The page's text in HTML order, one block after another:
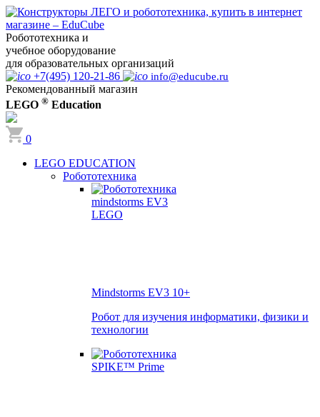
Робототехника и
учебное оборудование
для образовательных организаций
+7(495) 120-21-86
info@educube.ru
Рекомендованный магазин
LEGO ® Education
0
LEGO EDUCATION
Робототехника
Mindstorms EV3 10+
Робот для изучения информатики, физики и
технологии